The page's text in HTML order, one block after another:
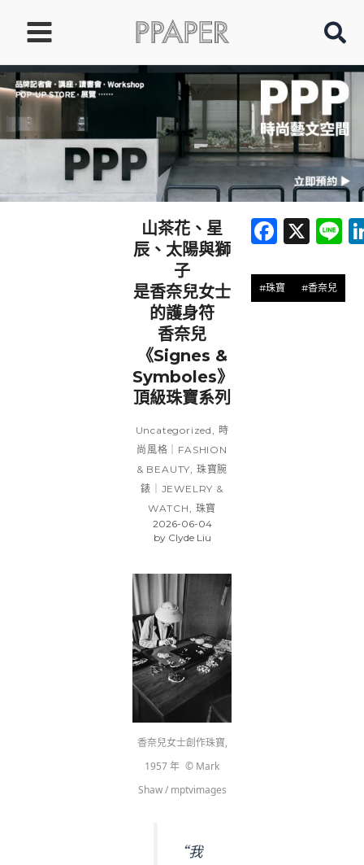
要
內
山茶花、星
辰、太陽與獅
子
是香奈兒女士
的護身符
香奈兒
《Signes &
Symboles》
頂級珠寶系列
Uncategorized, 時
尚風格｜FASHION
& BEAUTY, 珠寶腕
錶｜JEWELRY &
WATCH, 珠寶
2026-06-04
byClyde Liu
香奈兒女士創作珠寶,
1957 年 © Mark
Shaw / mptvimages
“我
X
#珠寶 #香奈兒